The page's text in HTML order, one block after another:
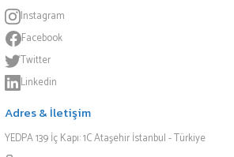
Instagram
Facebook
Twitter
Linkedin
Adres & İletişim
YEDPA 139 İç Kapı: 1C Ataşehir İstanbul - Türkiye